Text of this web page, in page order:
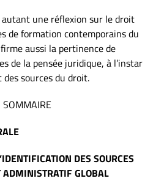
une réflexion sur le droit
de formation contemporains du
aussi la pertinence de
de la pensée juridique, à l’instar
sources du droit.
SOMMAIRE
DES SOURCES
ADMINISTRATIF GLOBAL